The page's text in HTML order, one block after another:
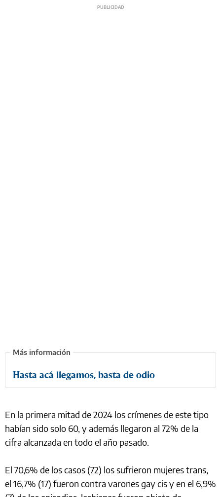
Hasta acá llegamos, basta de odio
En la primera mitad de 2024 los crímenes de este tipo
habían sido solo 60, y además llegaron al 72% de la
cifra alcanzada en todo el año pasado.
El 70,6% de los casos (72) los sufrieron mujeres trans,
el 16,7% (17) fueron contra varones gay cis y en el 6,9%